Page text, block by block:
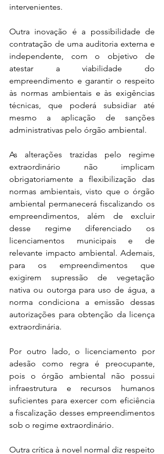
intervenientes.
Outra inovação é a possibilidade de
contratação de uma auditoria externa e
independente, com o objetivo de
atestar a viabilidade do
empreendimento e garantir o respeito
às normas ambientais e às exigências
técnicas, que poderá subsidiar até
mesmo a aplicação de sanções
administrativas pelo órgão ambiental.
As alterações trazidas pelo regime
extraordinário não implicam
obrigatoriamente a flexibilização das
normas ambientais, visto que o órgão
ambiental permanecerá fiscalizando os
empreendimentos, além de excluir
desse regime diferenciado os
licenciamentos municipais e de
relevante impacto ambiental. Ademais,
para os empreendimentos que
exigirem supressão de vegetação
nativa ou outorga para uso de água, a
norma condiciona a emissão dessas
autorizações para obtenção da licença
extraordinária.
Por outro lado, o licenciamento por
adesão como regra é preocupante,
pois o órgão ambiental não possui
infraestrutura e recursos humanos
suficientes para exercer com eficiência
a fiscalização desses empreendimentos
sob o regime extraordinário.
Outra crítica à novel normal diz respeito